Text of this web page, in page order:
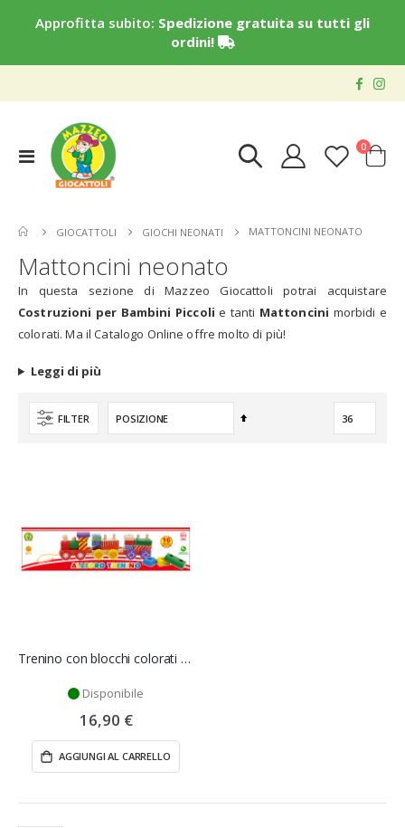
Approfitta subito: Spedizione gratuita su tutti gli
ordini!
Toggle
Nav
Cart
0elementi
GIOCATTOLI GIOCHI NEONATI MATTONCINI NEONATO
Mattoncini neonato
In questa sezione di Mazzeo Giocattoli potrai acquistare
Costruzioni per Bambini Piccoli e tanti Mattoncini morbidi e
colorati. Ma il Catalogo Online offre molto di più!
Leggi di più
FILTER
Imposta
Trenino con blocchi colorati - Mazzeo Giocattoli
Disponibile
16,90 €
AGGIUNGI AL CARRELLO